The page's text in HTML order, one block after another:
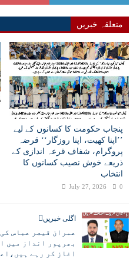
متعلقہ خبریں
پنجاب حکومت کا کسانوں کے لیے
’’اپنا کھیت، اپنا روزگار‘‘ قرضہ
پروگرام، شفاف قرعہ اندازی کے
ذریعے خوش نصیب کسانوں کا
انتخاب
July 27, 2026 0
اگلی خبریں
عمران قیصر عباس
بھرپور انداز میں
اغاز کر رہے